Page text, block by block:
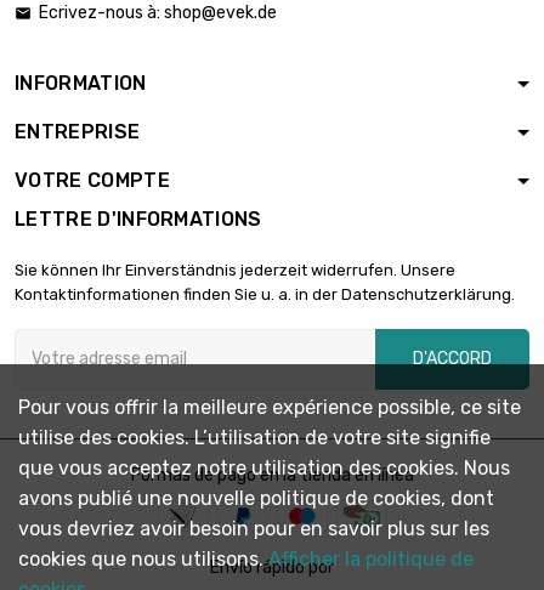
Poids : 2 000gr
Poids : 2 500gr
(5kg)
3 699,95 €
 Ecrivez-nous à: shop@evek.de
INFORMATION
ENTREPRISE
VOTRE COMPTE
LETTRE D'INFORMATIONS
Sie können Ihr Einverständnis jederzeit widerrufen. Unsere
Kontaktinformationen finden Sie u. a. in der Datenschutzerklärung.
D'ACCORD
Formas de pago en la tienda en línea
Envío rápido por
Pour vous offrir la meilleure expérience possible, ce site
utilise des cookies. L’utilisation de votre site signifie
que vous acceptez notre utilisation des cookies. Nous
avons publié une nouvelle politique de cookies, dont
vous devriez avoir besoin pour en savoir plus sur les
cookies que nous utilisons.Afficher la politique de